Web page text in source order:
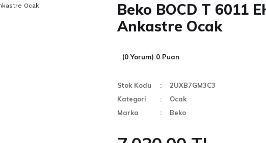
Beko BOCD T 6011
Ankastre Ocak
(0 Yorum) 0 Puan
Stok Kodu
2UXB7GM3C3
Kategori
Ocak
Marka
Beko